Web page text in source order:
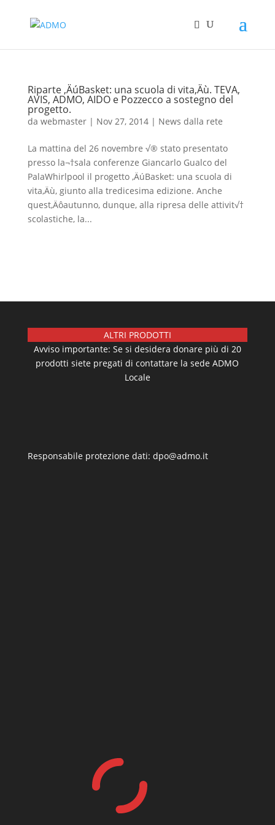
Riparte ‚ÄúBasket: una scuola di vita‚Äù. TEVA,
AVIS, ADMO, AIDO e Pozzecco a sostegno del
progetto.
da webmaster| Nov 27, 2014| News dalla rete
La mattina del 26 novembre √® stato presentato
presso la¬†sala conferenze Giancarlo Gualco del
PalaWhirlpool il progetto ‚ÄúBasket: una scuola di
vita‚Äù, giunto alla tredicesima edizione. Anche
quest‚Äôautunno, dunque, alla ripresa delle attivit√†
scolastiche, la...
ALTRI PRODOTTI
Avviso importante: Se si desidera donare più di 20
prodotti siete pregati di contattare la sede ADMO
Locale
Responsabile protezione dati: dpo@admo.it